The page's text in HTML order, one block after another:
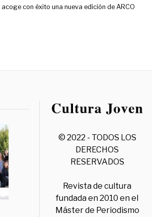
con éxito una nueva edición de ARCO
© 2022 - TODOS LOS
DERECHOS
RESERVADOS
Revista de cultura
fundada en 2010 en el
Máster de Periodismo